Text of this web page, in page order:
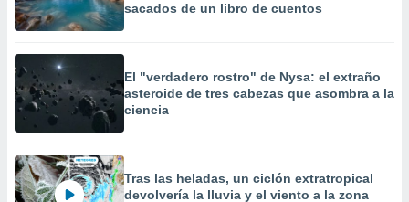
sacados de un libro de cuentos
El "verdadero rostro" de Nysa: el extraño
asteroide de tres cabezas que asombra a la
ciencia
Tras las heladas, un ciclón extratropical
devolvería la lluvia y el viento a la zona